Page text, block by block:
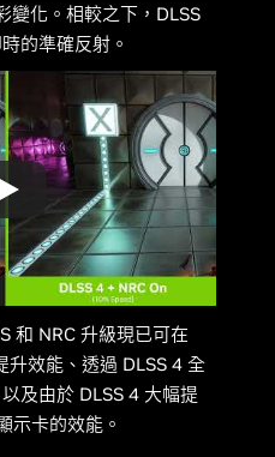
變化。相較之下，DLSS
的準確反射。
和 NRC 升級現已可在
升效能、透過 DLSS 4 全
及由於 DLSS 4 大幅提
示卡的效能。